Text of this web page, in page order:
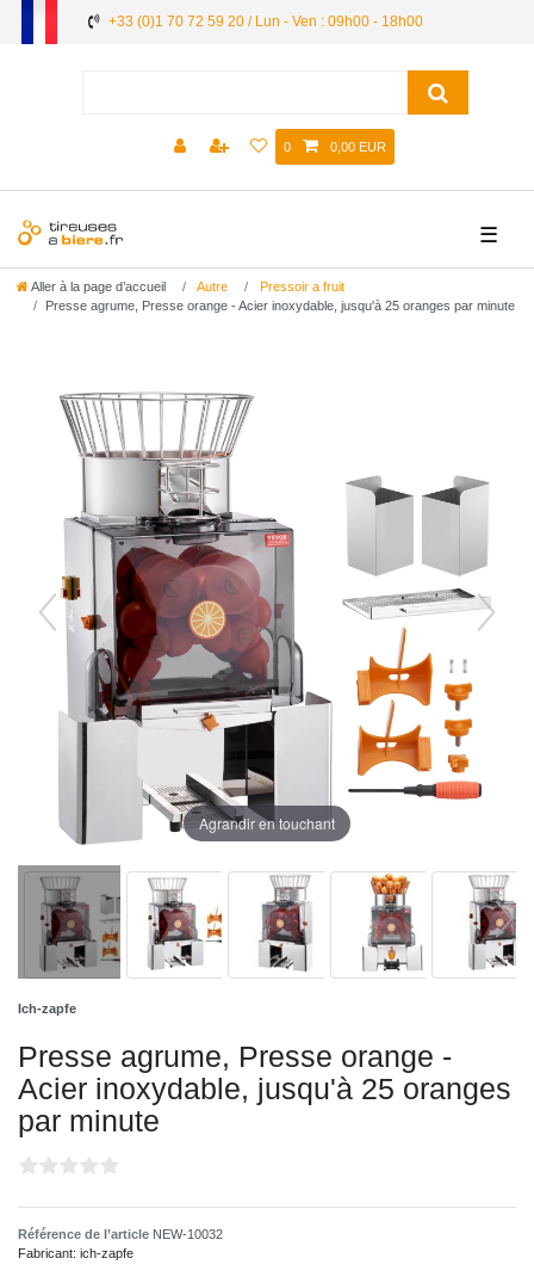
+33 (0)1 70 72 59 20 / Lun - Ven : 09h00 - 18h00
0 0,00 EUR
☰
Aller à la page d’accueil Autre
Pressoir a fruit
Presse agrume, Presse orange - Acier inoxydable, jusqu'à 25 oranges par minute
Agrandir en touchant
Ich-zapfe
Presse agrume, Presse orange -
Acier inoxydable, jusqu'à 25 oranges
par minute
Référence de l’article NEW-10032
Fabricant: ich-zapfe